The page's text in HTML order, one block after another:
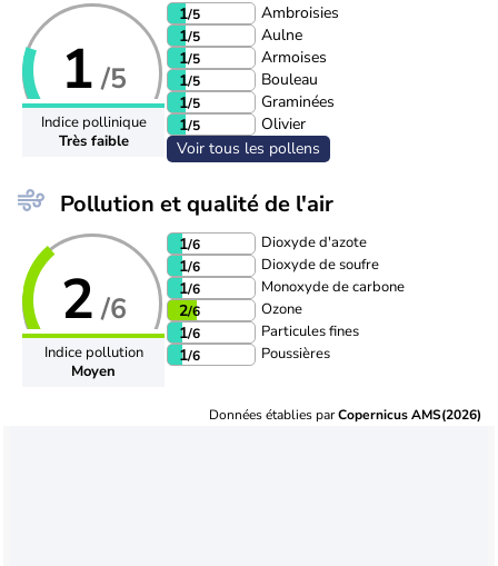
1 /5
Indice pollinique
Très faible
1/5
Ambroisies
1/5
Aulne
1/5
Armoises
1/5
Bouleau
1/5
Graminées
1/5
Olivier
Voir tous les pollens
Pollution et qualité de l'air
2 /6
Indice pollution
Moyen
1/6 Dioxyde d'azote
1/6 Dioxyde de soufre
1/6 Monoxyde de carbone
2/6 Ozone
1/6 Particules fines
1/6 Poussières
Données établies parCopernicus AMS(2026)